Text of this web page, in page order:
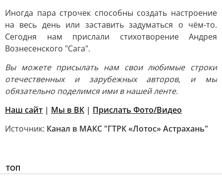
Иногда пара строчек способны создать настроение
на весь день или заставить задуматься о чём-то.
Сегодня нам прислали стихотворение Андрея
Вознесенского "Сага".
Вы можете присылать нам свои любимые строки
отечественных и зарубежных авторов, и мы
обязательно поделимся ими в нашей ленте.
Наш сайт | Мы в ВК | Прислать Фото/Видео
Источник: Канал в МАКС "ГТРК «Лотос» Астрахань"
ТОП